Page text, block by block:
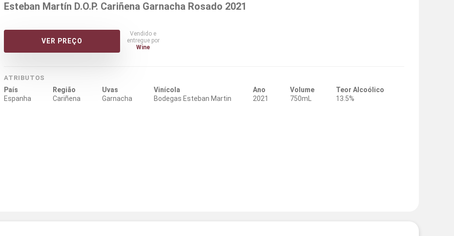
Esteban Martín D.O.P. Cariñena Garnacha Rosado 2021
VER PREÇO
Vendido e
entregue por
Wine
ATRIBUTOS
País
Espanha
Região
Cariñena
Uvas
Garnacha
Vinícola
Bodegas Esteban Martin
Ano
2021
Volume
750mL
Teor Alcoólico
13.5%